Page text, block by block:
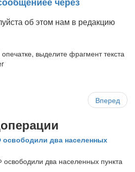
об этом нам в редакцию
выделите фрагмент текста
Вперед
два населенных